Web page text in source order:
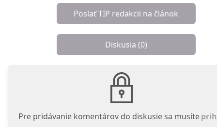
Poslať TIP redakcii na článok
Diskusia (0)
Pre pridávanie komentárov do diskusie sa musíte